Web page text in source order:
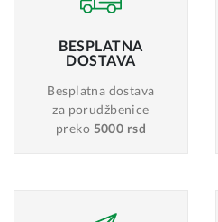
BESPLATNA
DOSTAVA
Besplatna dostava
za porudžbenice
preko 5000 rsd